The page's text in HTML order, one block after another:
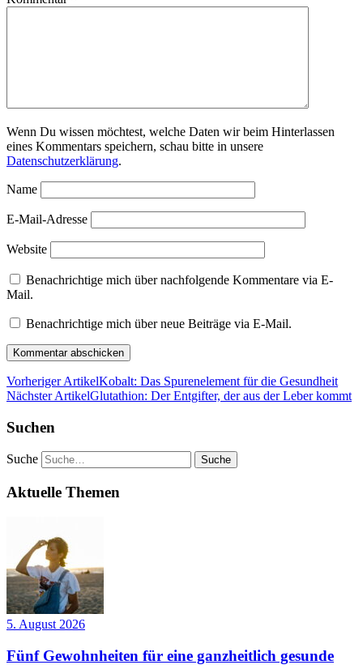
Wenn Du wissen möchtest, welche Daten wir beim Hinterlassen
eines Kommentars speichern, schau bitte in unsere
Datenschutzerklärung.
Name
E-Mail-Adresse
Website
Benachrichtige mich über nachfolgende Kommentare via E-
Mail.
Benachrichtige mich über neue Beiträge via E-Mail.
Vorheriger ArtikelKobalt: Das Spurenelement für die Gesundheit
Nächster ArtikelGlutathion: Der Entgifter, der aus der Leber kommt
Suchen
Suche
Aktuelle Themen
5. August 2026
Fünf Gewohnheiten für eine ganzheitlich gesunde